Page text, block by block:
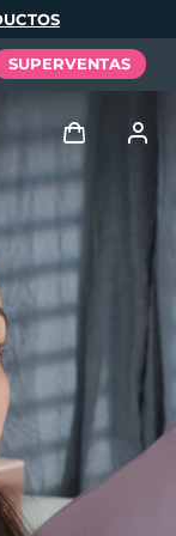
SUPERVENTAS
Iniciar sesión
de usuario
dispositivos
Mis pedidos
direcciones
suscripciones
中文